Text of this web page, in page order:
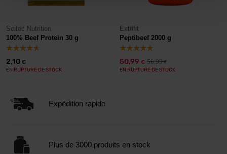
Scitec Nutrition
100% Beef Protein 30 g
2,10 €
EN RUPTURE DE STOCK
Extrifit
Peptibeef 2000 g
50,99 € 56,99€
EN RUPTURE DE STOCK
Expédition rapide
Plus de 3000 produits en stock